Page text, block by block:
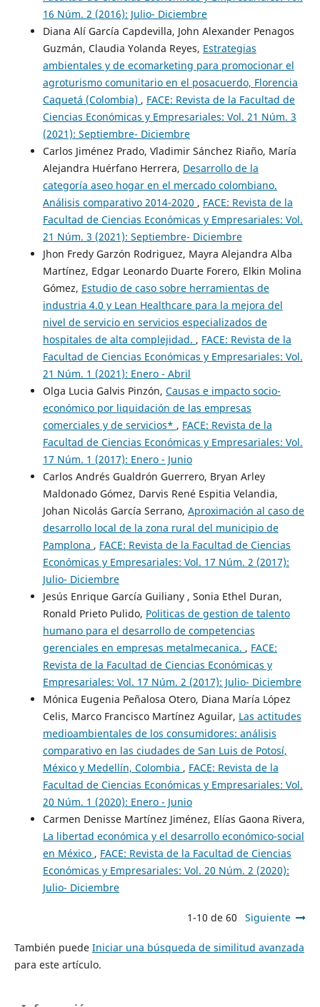
16 Núm. 2 (2016): Julio- Diciembre
Diana Alí García Capdevilla, John Alexander Penagos
Guzmán, Claudia Yolanda Reyes, Estrategias
ambientales y de ecomarketing para promocionar el
agroturismo comunitario en el posacuerdo, Florencia
Caquetá (Colombia) , FACE: Revista de la Facultad de
Ciencias Económicas y Empresariales: Vol. 21 Núm. 3
(2021): Septiembre- Diciembre
Carlos Jiménez Prado, Vladimir Sánchez Riaño, María
Alejandra Huérfano Herrera, Desarrollo de la
categoría aseo hogar en el mercado colombiano.
Análisis comparativo 2014-2020 , FACE: Revista de la
Facultad de Ciencias Económicas y Empresariales: Vol.
21 Núm. 3 (2021): Septiembre- Diciembre
Jhon Fredy Garzón Rodriguez, Mayra Alejandra Alba
Martínez, Edgar Leonardo Duarte Forero, Elkin Molina
Gómez, Estudio de caso sobre herramientas de
industria 4.0 y Lean Healthcare para la mejora del
nivel de servicio en servicios especializados de
hospitales de alta complejidad. , FACE: Revista de la
Facultad de Ciencias Económicas y Empresariales: Vol.
21 Núm. 1 (2021): Enero - Abril
Olga Lucia Galvis Pinzón, Causas e impacto socio-
económico por liquidación de las empresas
comerciales y de servicios* , FACE: Revista de la
Facultad de Ciencias Económicas y Empresariales: Vol.
17 Núm. 1 (2017): Enero - Junio
Carlos Andrés Gualdrón Guerrero, Bryan Arley
Maldonado Gómez, Darvis René Espitia Velandia,
Johan Nicolás García Serrano, Aproximación al caso de
desarrollo local de la zona rural del municipio de
Pamplona , FACE: Revista de la Facultad de Ciencias
Económicas y Empresariales: Vol. 17 Núm. 2 (2017):
Julio- Diciembre
Jesús Enrique García Guiliany , Sonia Ethel Duran,
Ronald Prieto Pulido, Politicas de gestion de talento
humano para el desarrollo de competencias
gerenciales en empresas metalmecanica. , FACE:
Revista de la Facultad de Ciencias Económicas y
Empresariales: Vol. 17 Núm. 2 (2017): Julio- Diciembre
Mónica Eugenia Peñalosa Otero, Diana María López
Celis, Marco Francisco Martínez Aguilar, Las actitudes
medioambientales de los consumidores: análisis
comparativo en las ciudades de San Luis de Potosí,
México y Medellín, Colombia , FACE: Revista de la
Facultad de Ciencias Económicas y Empresariales: Vol.
20 Núm. 1 (2020): Enero - Junio
Carmen Denisse Martínez Jiménez, Elías Gaona Rivera,
La libertad económica y el desarrollo económico-social
en México , FACE: Revista de la Facultad de Ciencias
Económicas y Empresariales: Vol. 20 Núm. 2 (2020):
Julio- Diciembre
1-10 de 60 Siguiente
También puede Iniciar una búsqueda de similitud avanzada
para este artículo.